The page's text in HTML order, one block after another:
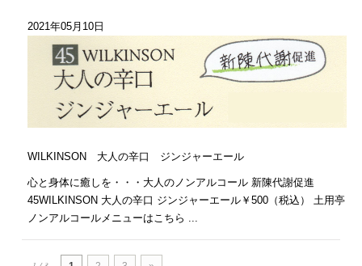
2021年05月10日
WILKINSON 大人の辛口 ジンジャーエール
心と身体に癒しを・・・大人のノンアルコール 新陳代謝促進
45WILKINSON 大人の辛口 ジンジャーエール￥500（税込） 土用亭
ノンアルコールメニューはこちら ...